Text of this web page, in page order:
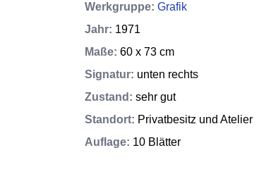
Werkgruppe: Grafik
Jahr: 1971
Maße: 60 x 73 cm
Signatur: unten rechts
Zustand : sehr gut
Standort: Privatbesitz und Atelier
Auflage: 10 Blätter